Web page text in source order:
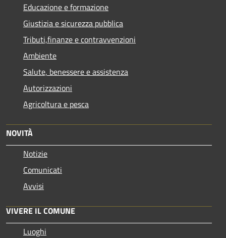
Educazione e formazione
Giustizia e sicurezza pubblica
Tributi,finanze e contravvenzioni
Ambiente
Salute, benessere e assistenza
Autorizzazioni
Agricoltura e pesca
NOVITÀ
Notizie
Comunicati
Avvisi
VIVERE IL COMUNE
Luoghi